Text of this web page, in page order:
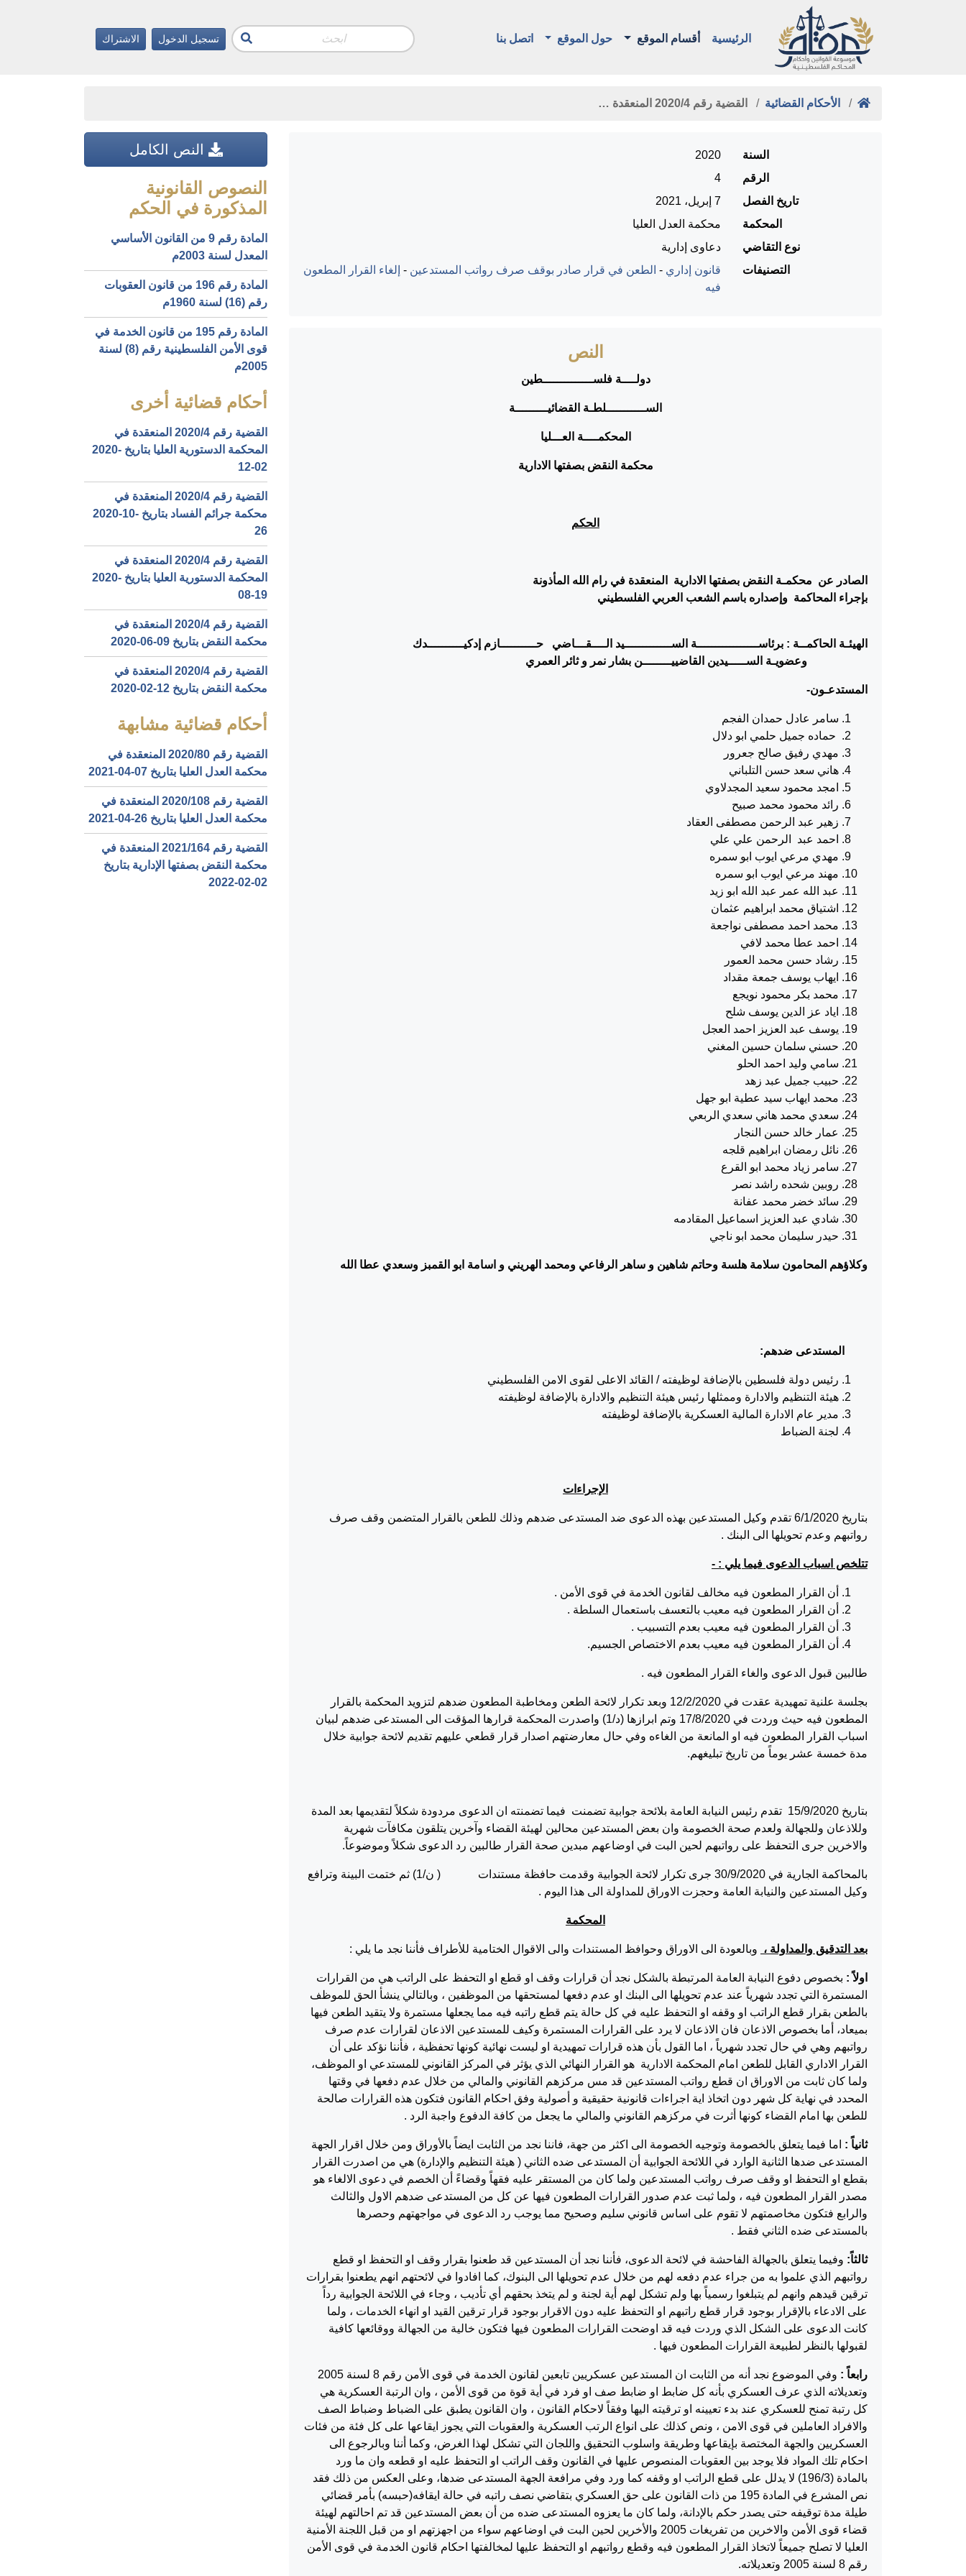
الرئيسية أقسام الموقع حول الموقع اتصل بنا تسجيل الدخول الاشتراك
الأحكام القضائية القضية رقم ‎4‏/‎2020‏ المنعقدة …
السنة
2020
الرقم
4
تاريخ الفصل
7 إبريل، 2021
المحكمة
محكمة العدل العليا
نوع التقاضي
دعاوى إدارية
التصنيفات
قانون إداري - الطعن في قرار صادر بوقف صرف رواتب المستدعين - إلغاء القرار المطعون
فيه
النص
دولــــة فلســــــــــــــطين
الســـــــــــلطـة القضائيـــــــــة
المحكمــــة العـــليا
محكمة النقض بصفتها الادارية
الحكم
الصادر عن محكمـة النقض بصفتها الادارية المنعقدة في رام الله المأذونة
بإجراء المحاكمة وإصداره باسم الشعب العربي الفلسطيني
الهيئـة الحاكمــة : برئاســـــــــــــــــة الســـــــــــــيد الــــقـــاضي
حــــــــــازم إدكيــــــــــدك
وعضويـة الســـــيدين القاضييــــــــن بشار نمر و ثائر العمري
المستدعـون-
سامر عادل حمدان الفجم
حماده جميل حلمي ابو دلال
مهدي رفيق صالح جعرور
هاني سعد حسن التلباني
امجد محمود سعيد المجدلاوي
رائد محمود محمد صبيح
زهير عبد الرحمن مصطفى العقاد
احمد عبد الرحمن علي علي
مهدي مرعي ايوب ابو سمره
مهند مرعي ايوب ابو سمره
عبد الله عمر عبد الله ابو زيد
اشتياق محمد ابراهيم عثمان
محمد احمد مصطفى نواجعة
احمد عطا محمد لافي
رشاد حسن محمد العمور
ايهاب يوسف جمعة مقداد
محمد بكر محمود نويجع
اياد عز الدين يوسف شلح
يوسف عبد العزيز احمد العجل
حسني سلمان حسين المغني
سامي وليد احمد الحلو
حبيب جميل عبد زهد
محمد ايهاب سيد عطية ابو جهل
سعدي محمد هاني سعدي الربعي
عمار خالد حسن النجار
نائل رمضان ابراهيم قلجه
سامر زياد محمد ابو القرع
روبين شحده راشد نصر
سائد خضر محمد عفانة
شادي عبد العزيز اسماعيل المقادمه
حيدر سليمان محمد ابو ناجي
وكلاؤهم المحامون سلامة هلسة وحاتم شاهين و ساهر الرفاعي ومحمد الهريني و اسامة ابو القمبز وسعدي عطا الله
المستدعى ضدهم:
رئيس دولة فلسطين بالإضافة لوظيفته / القائد الاعلى لقوى الامن الفلسطيني
هيئة التنظيم والادارة وممثلها رئيس هيئة التنظيم والادارة بالإضافة لوظيفته
مدير عام الادارة المالية العسكرية بالإضافة لوظيفته
لجنة الضباط
الإجراءات
بتاريخ 6/1/2020 تقدم وكيل المستدعين بهذه الدعوى ضد المستدعى ضدهم وذلك للطعن بالقرار المتضمن وقف صرف
رواتبهم وعدم تحويلها الى البنك .
تتلخص اسباب الدعوى فيما يلي : -
أن القرار المطعون فيه مخالف لقانون الخدمة في قوى الأمن .
أن القرار المطعون فيه معيب بالتعسف باستعمال السلطة .
أن القرار المطعون فيه معيب بعدم التسبيب .
أن القرار المطعون فيه معيب بعدم الاختصاص الجسيم.
طالبين قبول الدعوى والغاء القرار المطعون فيه .
بجلسة علنية تمهيدية عقدت في 12/2/2020 وبعد تكرار لائحة الطعن ومخاطبة المطعون ضدهم لتزويد المحكمة بالقرار
المطعون فيه حيث وردت في 17/8/2020 وتم ابرازها (د/1) واصدرت المحكمة قرارها المؤقت الى المستدعى ضدهم لبيان
اسباب القرار المطعون فيه او المانعة من الغاءه وفي حال معارضتهم اصدار قرار قطعي عليهم تقديم لائحة جوابية خلال
مدة خمسة عشر يوماً من تاريخ تبليغهم.
بتاريخ 15/9/2020 تقدم رئيس النيابة العامة بلائحة جوابية تضمنت فيما تضمنته ان الدعوى مردودة شكلاً لتقديمها بعد المدة
وللاذعان وللجهالة ولعدم صحة الخصومة وان بعض المستدعين محالين لهيئة القضاء وآخرين يتلقون مكافآت شهرية
والاخرين جرى التحفظ على رواتبهم لحين البت في اوضاعهم مبدين صحة القرار طالبين رد الدعوى شكلاً وموضوعاً.
بالمحاكمة الجارية في 30/9/2020 جرى تكرار لائحة الجوابية وقدمت حافظة مستندات ( ن/1) ثم ختمت البينة وترافع
وكيل المستدعين والنيابة العامة وحجزت الاوراق للمداولة الى هذا اليوم .
المحكمة
بعد التدقيق والمداولة ، وبالعودة الى الاوراق وحوافظ المستندات والى الاقوال الختامية للأطراف فأننا نجد ما يلي :
اولاً : بخصوص دفوع النيابة العامة المرتبطة بالشكل نجد أن قرارات وقف او قطع او التحفظ على الراتب هي من القرارات
المستمرة التي تجدد شهرياً عند عدم تحويلها الى البنك او عدم دفعها لمستحقها من الموظفين ، وبالتالي ينشأ الحق للموظف
بالطعن بقرار قطع الراتب او وقفه او التحفظ عليه في كل حالة يتم قطع راتبه فيه مما يجعلها مستمرة ولا يتقيد الطعن فيها
بميعاد، أما بخصوص الاذعان فان الاذعان لا يرد على القرارات المستمرة وكيف للمستدعين الاذعان لقرارات عدم صرف
رواتبهم وهي في حال تجدد شهرياً ، اما القول بأن هذه قرارات تمهيدية او ليست نهائية كونها تحفظية ، فأننا نؤكد على أن
القرار الاداري القابل للطعن امام المحكمة الادارية هو القرار النهائي الذي يؤثر في المركز القانوني للمستدعي او الموظف،
ولما كان ثابت من الاوراق ان قطع رواتب المستدعين قد مس مركزهم القانوني والمالي من خلال عدم دفعها في وقتها
المحدد في نهاية كل شهر دون اتخاذ اية اجراءات قانونية حقيقية و أصولية وفق احكام القانون فتكون هذه القرارات صالحة
للطعن بها امام القضاء كونها أثرت في مركزهم القانوني والمالي ما يجعل من كافة الدفوع واجبة الرد .
ثانياً : اما فيما يتعلق بالخصومة وتوجيه الخصومة الى اكثر من جهة، فاننا نجد من الثابت ايضاً بالأوراق ومن خلال اقرار الجهة
المستدعى ضدها الثانية الوارد في اللائحة الجوابية أن المستدعى ضده الثاني ( هيئة التنظيم والإدارة) هي من اصدرت القرار
بقطع او التحفظ او وقف صرف رواتب المستدعين ولما كان من المستقر عليه فقهاً وقضاءً أن الخصم في دعوى الالغاء هو
مصدر القرار المطعون فيه ، ولما ثبت عدم صدور القرارات المطعون فيها عن كل من المستدعى ضدهم الاول والثالث
والرابع فتكون مخاصمتهم لا تقوم على اساس قانوني سليم وصحيح مما يوجب رد الدعوى في مواجهتهم وحصرها
بالمستدعى ضده الثاني فقط .
ثالثاً: وفيما يتعلق بالجهالة الفاحشة في لائحة الدعوى، فأننا نجد أن المستدعين قد طعنوا بقرار وقف او التحفظ او قطع
رواتبهم الذي علموا به من جراء عدم دفعه لهم من خلال عدم تحويلها الى البنوك، كما افادوا في لائحتهم انهم يطعنوا بقرارات
ترقين قيدهم وانهم لم يتبلغوا رسمياً بها ولم تشكل لهم أية لجنة و لم يتخذ بحقهم أي تأديب ، وجاء في اللائحة الجوابية رداً
على الادعاء بالإقرار بوجود قرار قطع راتبهم او التحفظ عليه دون الاقرار بوجود قرار ترقين القيد او انهاء الخدمات ، ولما
كانت الدعوى على الشكل الذي وردت فيه قد اوضحت القرارات المطعون فيها فتكون خالية من الجهالة ووقائعها كافية
لقبولها بالنظر لطبيعة القرارات المطعون فيها .
رابعاً :
وفي الموضوع نجد أنه من الثابت ان المستدعين عسكريين تابعين لقانون الخدمة في قوى الأمن رقم 8 لسنة 2005
وتعديلاته الذي عرف العسكري بأنه كل ضابط او ضابط صف او فرد في أية قوة من قوى الأمن ، وان الرتبة العسكرية هي
كل رتبة تمنح للعسكري عند بدء تعيينه او ترقيته اليها وفقاً لاحكام القانون ، وان القانون يطبق على الضباط وضباط الصف
والافراد العاملين في قوى الامن ، ونص كذلك على انواع الرتب العسكرية والعقوبات التي يجوز ايقاعها على كل فئة من فئات
العسكريين والجهة المختصة بإيقاعها وطريقة واسلوب التحقيق واللجان التي تشكل لهذا الغرض، وكما أننا وبالرجوع الى
احكام تلك المواد فلا يوجد بين العقوبات المنصوص عليها في القانون وقف الراتب او التحفظ عليه او قطعه وان ما ورد
بالمادة (196/3) لا يدلل على قطع الراتب او وقفه كما ورد وفي مرافعة الجهة المستدعى ضدها، وعلى العكس من ذلك فقد
نص المشرع في المادة 195 من ذات القانون على حق العسكري بتقاضي نصف راتبه في حالة ايقافه(حبسه) بأمر قضائي
طيلة مدة توقيفه حتى يصدر حكم بالإدانة، ولما كان ما يعزوه المستدعى ضده من أن بعض المستدعين قد تم احالتهم لهيئة
قضاء قوى الأمن والاخرين من تفريغات 2005 والأخرين لحين البت في اوضاعهم سواء من اجهزتهم او من قبل اللجنة الأمنية
العليا لا تصلح جميعاً لاتخاذ القرار المطعون فيه وقطع رواتبهم او التحفظ عليها لمخالفتها احكام قانون الخدمة في قوى الأمن
رقم 8 لسنة 2005 وتعديلاته.
النص الكامل
النصوص القانونية
المذكورة في الحكم
المادة رقم 9 من القانون الأساسي
المعدل لسنة 2003م
المادة رقم 196 من قانون العقوبات
رقم (16) لسنة 1960م
المادة رقم 195 من قانون الخدمة في
قوى الأمن الفلسطينية رقم (8) لسنة
2005م
أحكام قضائية أخرى
القضية رقم ‎4‏/‎2020‏ المنعقدة في
المحكمة الدستورية العليا بتاريخ ‎2020-
12-02‏
القضية رقم ‎4‏/‎2020‏ المنعقدة في
محكمة جرائم الفساد بتاريخ ‎2020-10-
26‏
القضية رقم ‎4‏/‎2020‏ المنعقدة في
المحكمة الدستورية العليا بتاريخ ‎2020-
08-19‏
القضية رقم ‎4‏/‎2020‏ المنعقدة في
محكمة النقض بتاريخ ‎2020-06-09‏
القضية رقم ‎4‏/‎2020‏ المنعقدة في
محكمة النقض بتاريخ ‎2020-02-12‏
أحكام قضائية مشابهة
القضية رقم ‎80‏/‎2020‏ المنعقدة في
محكمة العدل العليا بتاريخ ‎2021-04-07‏
القضية رقم ‎108‏/‎2020‏ المنعقدة في
محكمة العدل العليا بتاريخ ‎2021-04-26‏
القضية رقم ‎164‏/‎2021‏ المنعقدة في
محكمة النقض بصفتها الإدارية بتاريخ
‎2022-02-02‏